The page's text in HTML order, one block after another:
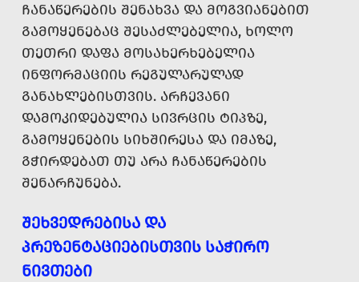
ᲩᲐᲜᲐᲬᲔᲠᲔᲑᲘᲡ ᲨᲔᲜᲐᲮᲕᲐ ᲓᲐ ᲛᲝᲒᲕᲘᲐᲜᲔᲑᲘᲗ
ᲒᲐᲛᲝᲧᲔᲜᲔᲑᲐᲪ ᲨᲔᲡᲐᲫᲚᲔᲑᲔᲚᲘᲐ, ᲮᲝᲚᲝ
ᲗᲔᲗᲠᲘ ᲓᲐᲤᲐ ᲛᲝᲡᲐᲮᲔᲠᲮᲔᲑᲔᲚᲘᲐ
ᲘᲜᲤᲝᲠᲛᲐᲪᲘᲘᲡ ᲠᲔᲒᲣᲚᲐᲠᲣᲚᲐᲓ
ᲒᲐᲜᲐᲮᲚᲔᲑᲘᲡᲗᲕᲘᲡ. ᲐᲠᲩᲔᲕᲐᲜᲘ
ᲓᲐᲛᲝᲙᲘᲓᲔᲑᲣᲚᲘᲐ ᲡᲘᲕᲠᲪᲘᲡ ᲢᲘᲞᲖᲔ,
ᲒᲐᲛᲝᲧᲔᲜᲔᲑᲘᲡ ᲡᲘᲮᲨᲘᲠᲔᲡᲐ ᲓᲐ ᲘᲛᲐᲖᲔ,
ᲒᲭᲘᲠᲓᲔᲑᲐᲗ ᲗᲣ ᲐᲠᲐ ᲩᲐᲜᲐᲬᲔᲠᲔᲑᲘᲡ
ᲨᲔᲜᲐᲠᲩᲣᲜᲔᲑᲐ.
ᲨᲔᲮᲕᲔᲓᲠᲔᲑᲘᲡᲐ ᲓᲐ
ᲞᲠᲔᲖᲔᲜᲢᲐᲪᲘᲔᲑᲘᲡᲗᲕᲘᲡ ᲡᲐᲭᲘᲠᲝ
ᲜᲘᲕᲗᲔᲑᲘ